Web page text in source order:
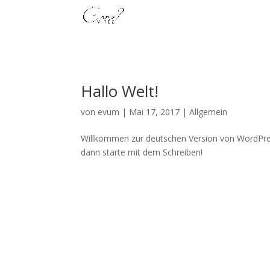
Hallo Welt!
von evum | Mai 17, 2017 |Allgemein
Willkommen zur deutschen Version von
dann starte mit dem Schreiben!